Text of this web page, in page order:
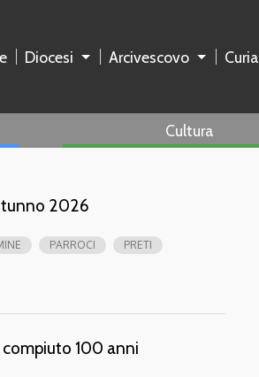
Diocesi Arcivescovo Curia
Cultura
2026
PARROCI PRETI
100 anni